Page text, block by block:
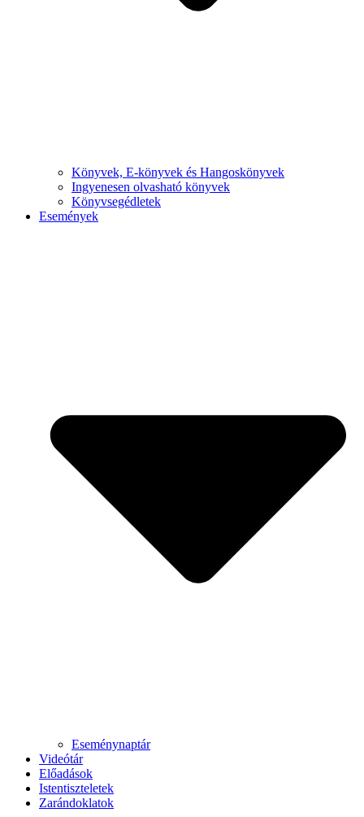
Könyvek, E-könyvek és Hangoskönyvek
Ingyenesen olvasható könyvek
Könyvsegédletek
Események
Eseménynaptár
Videótár
Előadások
Istentiszteletek
Zarándoklatok